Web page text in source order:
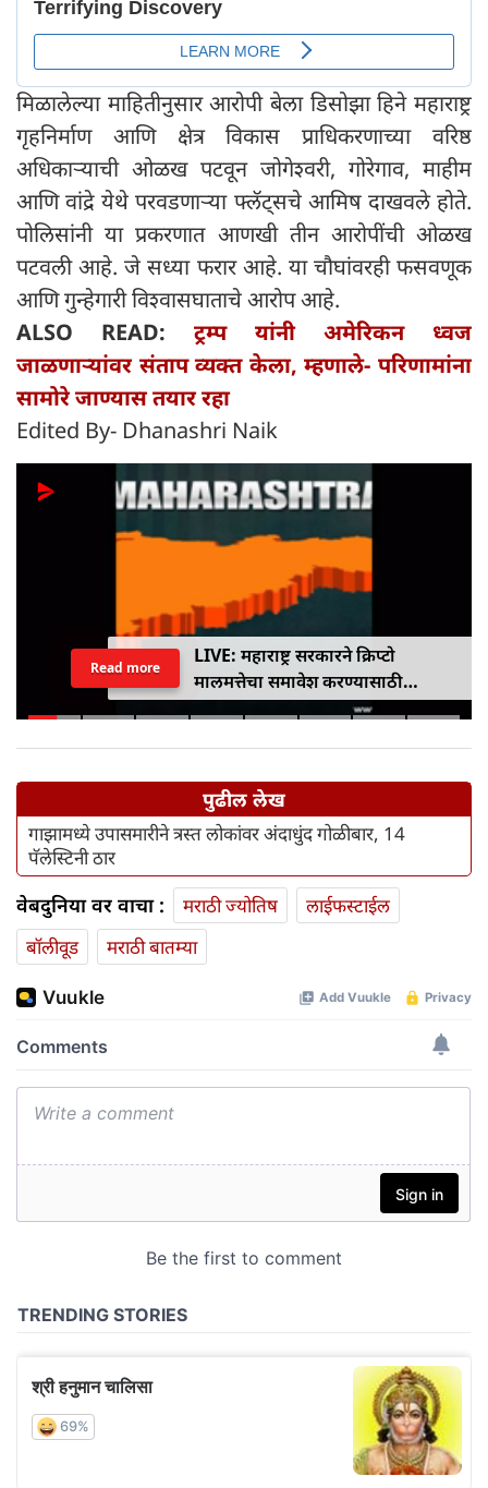
मिळालेल्या माहितीनुसार आरोपी बेला डिसोझा हिने महाराष्ट्र
गृहनिर्माण आणि क्षेत्र विकास प्राधिकरणाच्या वरिष्ठ
अधिकाऱ्याची ओळख पटवून जोगेश्वरी, गोरेगाव, माहीम
आणि वांद्रे येथे परवडणाऱ्या फ्लॅट्सचे आमिष दाखवले होते.
पोलिसांनी या प्रकरणात आणखी तीन आरोपींची ओळख
पटवली आहे. जे सध्या फरार आहे. या चौघांवरही फसवणूक
आणि गुन्हेगारी विश्वासघाताचे आरोप आहे.
ALSO READ: ट्रम्प यांनी अमेरिकन ध्वज
जाळणाऱ्यांवर संताप व्यक्त केला, म्हणाले- परिणामांना
सामोरे जाण्यास तयार रहा
Edited By- Dhanashri Naik
LIVE: महाराष्ट्र सरकारने क्रिप्टो
मालमत्तेचा समावेश करण्यासाठी
एमपीआयडी कायद्यात दुरुस्ती केली
Read more
पुढील लेख
गाझामध्ये उपासमारीने त्रस्त लोकांवर अंदाधुंद गोळीबार, 14
पॅलेस्टिनी ठार
वेबदुनिया वर वाचा : मराठी ज्योतिष
लाईफस्टाईल
बॉलीवूड
मराठी बातम्या